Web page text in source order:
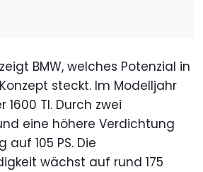
BMW, welches Potenzial in
steckt. Im Modelljahr
1600 TI. Durch zwei
eine höhere Verdichtung
105 PS. Die
wächst auf rund 175